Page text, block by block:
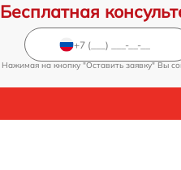
Бесплатная
Нажимая на кнопку "Оставить заявку" Вы